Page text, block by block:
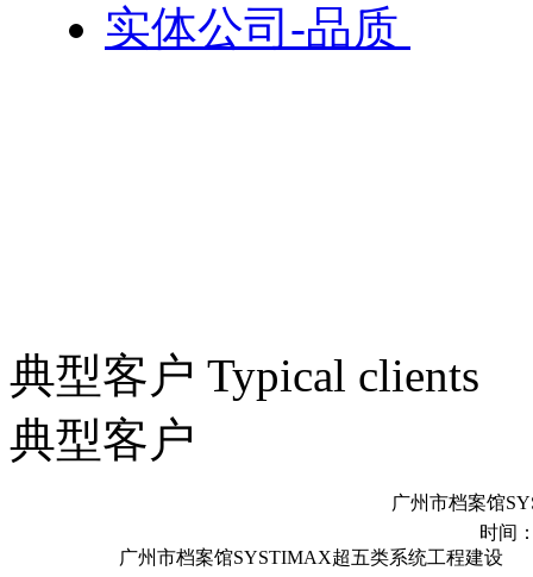
实体公司-品质
典型客户 Typical clients
典型客户
广州市档案馆
时间
广州市档案馆SYSTIMAX超五类系统工程建设